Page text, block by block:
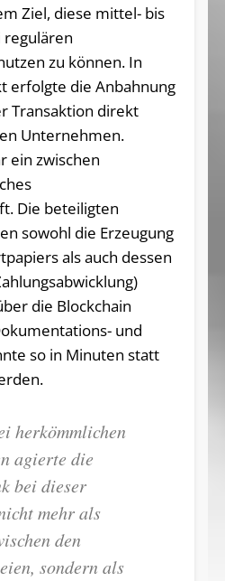
Ziel, diese mittel- bis
regulären
zu können. In
erfolgte die Anbahnung
Transaktion direkt
Unternehmen.
ein zwischen
Die beteiligten
sowohl die Erzeugung
als auch dessen
die Blockchain
und
so in Minuten statt
herkömmlichen
agierte die
bei dieser
mehr als
den
sondern als